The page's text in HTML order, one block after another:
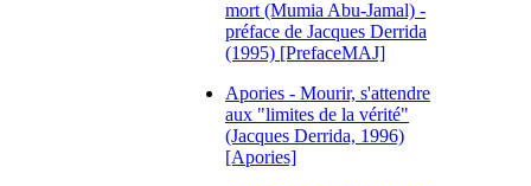
mort (Mumia Abu-Jamal) -
préface de Jacques Derrida
(1995) [PrefaceMAJ]
Apories - Mourir, s'attendre
aux "limites de la vérité"
(Jacques Derrida, 1996)
[Apories]